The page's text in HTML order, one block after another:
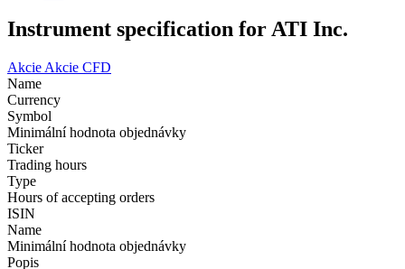
Instrument specification for ATI Inc.
Akcie Akcie CFD
Name
Currency
Symbol
Minimální hodnota objednávky
Ticker
Trading hours
Type
Hours of accepting orders
ISIN
Name
Minimální hodnota objednávky
Popis